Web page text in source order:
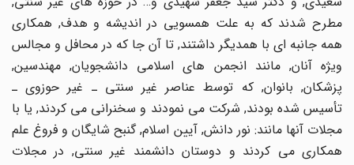
مطرح شدند که به علت همسویى در اندیشه و هدف, همکارى
همه جانبه اى با همدیگر داشتند, تا آن جا که در محافل و مجالس
ویژه آنان, مانند انجمن هاى اسلامى دانشجویان, مهندسین,
پزشکان, بانوان, که توسط عناصر غیر سنتى ـ غیر حوزوى ـ
تأسیس شده بودند, شرکت مى نمودند و سخنرانى مى کردند, یا با
مجلات آنها مانند: نور دانش, آیین اسلام, گنبح شایگان و فروغ علم
همکارى مى کردند و دوستان دانشمند غیر سنتى, در مجلات